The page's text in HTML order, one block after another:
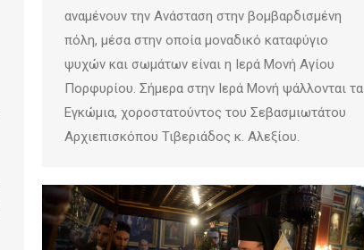
αναμένουν την Ανάσταση στην βομβαρδισμένη
πόλη, μέσα στην οποία μοναδικό καταφύγιο
ψυχών και σωμάτων είναι η Ιερά Μονή Αγίου
Πορφυρίου. Σήμερα στην Ιερά Μονή ψάλλονται τα
Εγκώμια, χοροστατούντος του Σεβασμιωτάτου
Αρχιεπισκόπου Τιβεριάδος κ. Αλεξίου.